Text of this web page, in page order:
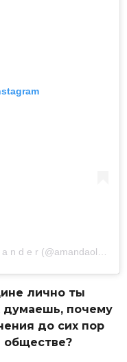
лично ты
думаешь, почему
до сих пор
обществе?